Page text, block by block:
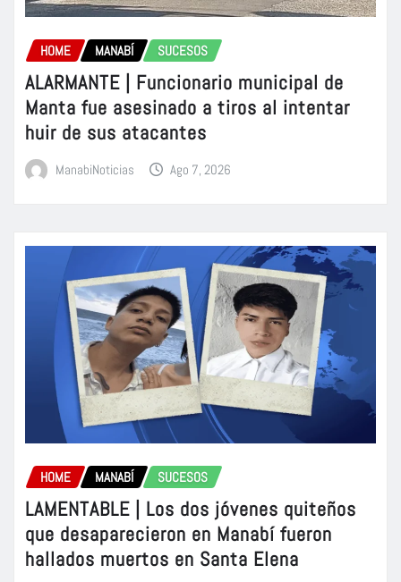
HOME MANABÍ SUCESOS
ALARMANTE | Funcionario municipal de
Manta fue asesinado a tiros al intentar
huir de sus atacantes
ManabiNoticias Ago 7, 2026
HOME MANABÍ SUCESOS
LAMENTABLE | Los dos jóvenes quiteños
que desaparecieron en Manabí fueron
hallados muertos en Santa Elena